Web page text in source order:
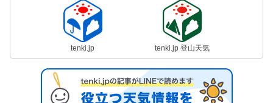
tenki.jp tenki.jp 登山天気